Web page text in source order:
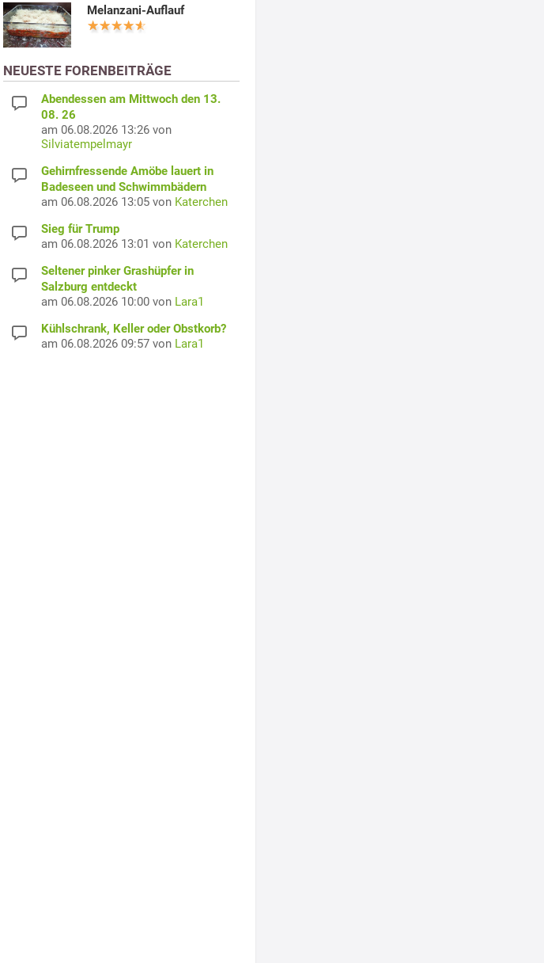
Melanzani-Auflauf
NEUESTE FORENBEITRÄGE
Abendessen am Mittwoch den 13.
08. 26
am 06.08.2026 13:26 von
Silviatempelmayr
Gehirnfressende Amöbe lauert in
Badeseen und Schwimmbädern
am 06.08.2026 13:05 von Katerchen
Sieg für Trump
am 06.08.2026 13:01 von Katerchen
Seltener pinker Grashüpfer in
Salzburg entdeckt
am 06.08.2026 10:00 von Lara1
Kühlschrank, Keller oder Obstkorb?
am 06.08.2026 09:57 von Lara1